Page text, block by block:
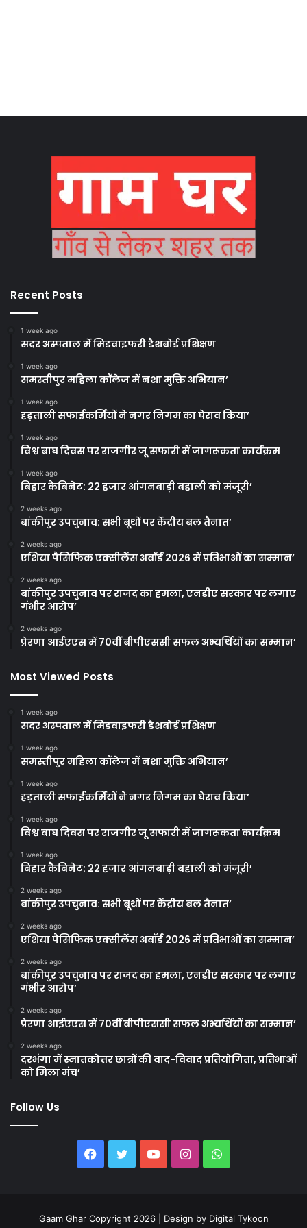
Recent Posts
1 week ago
सदर अस्पताल में मिडवाइफरी डैशबोर्ड प्रशिक्षण
1 week ago
समस्तीपुर महिला कॉलेज में नशा मुक्ति अभियान’
1 week ago
हड़ताली सफाईकर्मियों ने नगर निगम का घेराव किया’
1 week ago
विश्व बाघ दिवस पर राजगीर जू सफारी में जागरूकता कार्यक्रम
1 week ago
बिहार कैबिनेट: 22 हजार आंगनबाड़ी बहाली को मंजूरी’
2 weeks ago
बांकीपुर उपचुनाव: सभी बूथों पर केंद्रीय बल तैनात’
2 weeks ago
एशिया पैसिफिक एक्सीलेंस अवॉर्ड 2026 में प्रतिभाओं का सम्मान’
2 weeks ago
बांकीपुर उपचुनाव पर राजद का हमला, एनडीए सरकार पर लगाए
गंभीर आरोप’
2 weeks ago
प्रेरणा आईएएस में 70वीं बीपीएससी सफल अभ्यर्थियों का सम्मान’
Most Viewed Posts
1 week ago
सदर अस्पताल में मिडवाइफरी डैशबोर्ड प्रशिक्षण
1 week ago
समस्तीपुर महिला कॉलेज में नशा मुक्ति अभियान’
1 week ago
हड़ताली सफाईकर्मियों ने नगर निगम का घेराव किया’
1 week ago
विश्व बाघ दिवस पर राजगीर जू सफारी में जागरूकता कार्यक्रम
1 week ago
बिहार कैबिनेट: 22 हजार आंगनबाड़ी बहाली को मंजूरी’
2 weeks ago
बांकीपुर उपचुनाव: सभी बूथों पर केंद्रीय बल तैनात’
2 weeks ago
एशिया पैसिफिक एक्सीलेंस अवॉर्ड 2026 में प्रतिभाओं का सम्मान’
2 weeks ago
बांकीपुर उपचुनाव पर राजद का हमला, एनडीए सरकार पर लगाए
गंभीर आरोप’
2 weeks ago
प्रेरणा आईएएस में 70वीं बीपीएससी सफल अभ्यर्थियों का सम्मान’
2 weeks ago
दरभंगा में स्नातकोत्तर छात्रों की वाद-विवाद प्रतियोगिता, प्रतिभाओं
को मिला मंच’
Follow Us
Facebook
TwitterYouTubeInstagramWhatsApp
Gaam Ghar Copyright 2026 | Design by Digital Tykoon